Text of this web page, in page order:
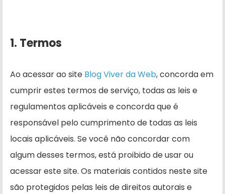
1. Termos
Ao acessar ao site Blog Viver da Web, concorda em
cumprir estes termos de serviço, todas as leis e
regulamentos aplicáveis ​​e concorda que é
responsável pelo cumprimento de todas as leis
locais aplicáveis. Se você não concordar com
algum desses termos, está proibido de usar ou
acessar este site. Os materiais contidos neste site
são protegidos pelas leis de direitos autorais e